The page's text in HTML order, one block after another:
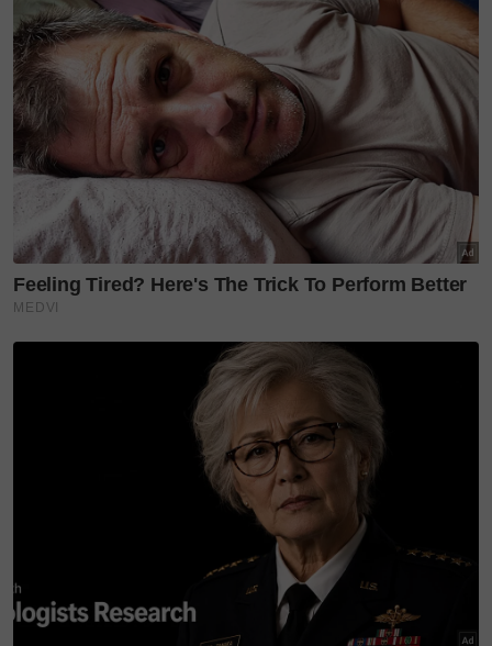
Pintu kecemasan
selamatkan nyawa, tapi
abang masih hilang, lelaki
ini trauma lihat mayat &
serpihan pesawat Air India
'Kawan-kawan sebut
Allahuakbar...' Anggota FRU
terselamat kongsi detik
akhir kemalangan, minta
rakan rakam gambar
banyak-banyak
Memetik CNN Indonesia, Ketua Badan Nasional
Pencarian dan Pertolongan Manado, George
Randang berkata pasukan penyelamat telah
dikerahkan ke lokasi kejadian berhampiran Pulau